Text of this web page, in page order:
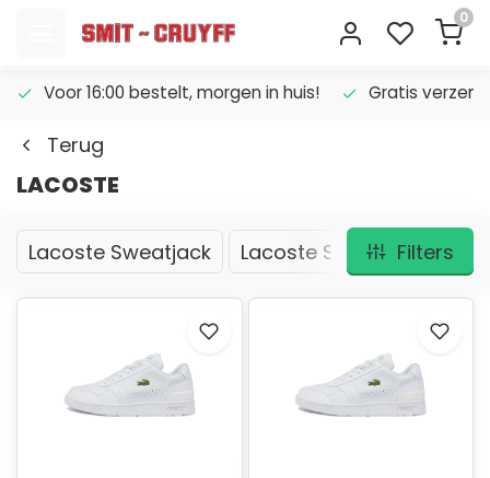
0
Voor 16:00 bestelt, morgen in huis! Gratis
Terug
LACOSTE
Lacoste Sweatjack Lacoste SneakersFilters